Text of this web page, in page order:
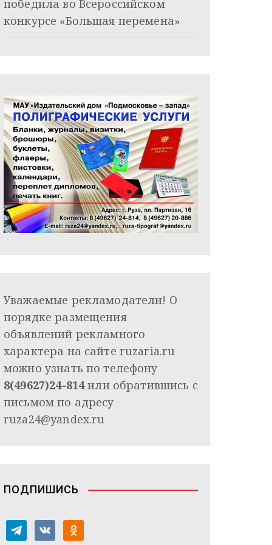
победила во Всероссийском
конкурсе «Большая перемена»
Уважаемые рекламодатели! О
порядке размещения
объявлений рекламного
характера на сайте ruzaria.ru
можно узнать по телефону
8(49627)24-814или обратившись с
письмом по адресу
ruza24@yandex.ru
ПОДПИШИСЬ
v